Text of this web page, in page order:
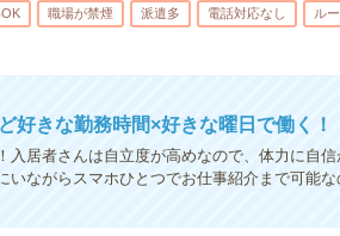
職場が禁煙 派遣多 電話対応なし ル
好きな勤務時間×好きな曜日で働く！
居者さんは自立度が高めなので、体力に自信
ながらスマホひとつでお仕事紹介まで可能な